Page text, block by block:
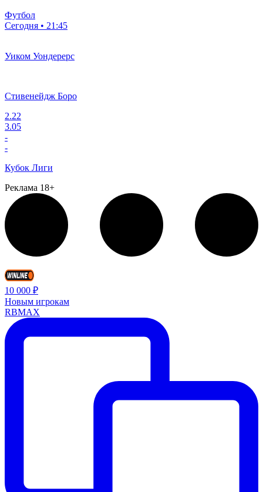
Футбол
Сегодня • 21:45
Уиком Уондерерс
Стивенейдж Боро
2.22
3.05
-
-
Кубок Лиги
Реклама 18+
10 000 ₽
Новым игрокам
RBMAX